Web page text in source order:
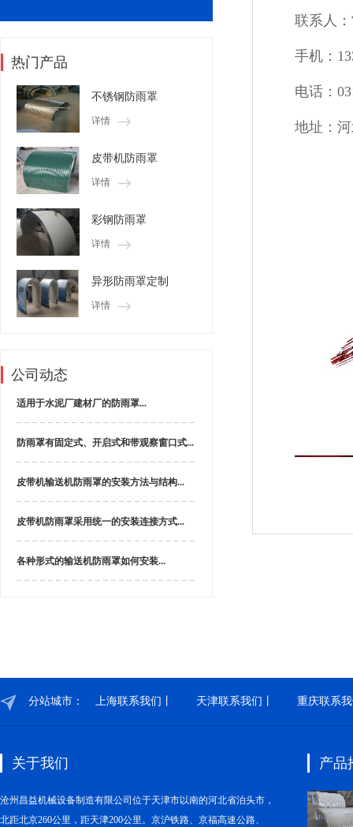
热门产品
不锈钢防雨罩
详情
皮带机防雨罩
详情
彩钢防雨罩
详情
异形防雨罩定制
详情
公司动态
适用于水泥厂建材厂的防雨罩...
防雨罩​有固定式、开启式和带观察窗口式...
皮带机输送机防雨罩​的安装方法与结构...
皮带机防雨罩采用统一的安装连接方式...
各种形式的输送机防雨罩如何安装...
联系人
手机：
电话：
地址：
分站城市： 上海联系我们丨 天津联系我们丨 重庆联系
关于我们
沧州昌益机械设备制造有限公司位于天津市以南的河北省泊头市，
北距北京260公里，距天津200公里。京沪铁路、京福高速公路、
产品